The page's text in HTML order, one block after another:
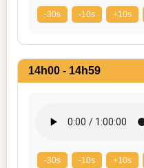
-30s -10s +10s
14h00 - 14h59
-30s -10s +10s